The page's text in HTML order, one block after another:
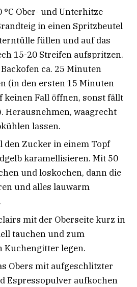
°C Ober- und Unterhitze
in einen Spritzbeutel
füllen und auf das
15-20 Streifen aufspritzen.
ca. 25 Minuten
(in den ersten 15 Minuten
keinen Fall öffnen, sonst fällt
Herausnehmen, waagrecht
lassen.
den Zucker in einem Topf
karamellisieren. Mit 50
und loskochen, dann die
und alles lauwarm
mit der Oberseite kurz in
tauchen und zum
Kuchengitter legen.
Obers mit aufgeschlitzter
Espressopulver aufkochen